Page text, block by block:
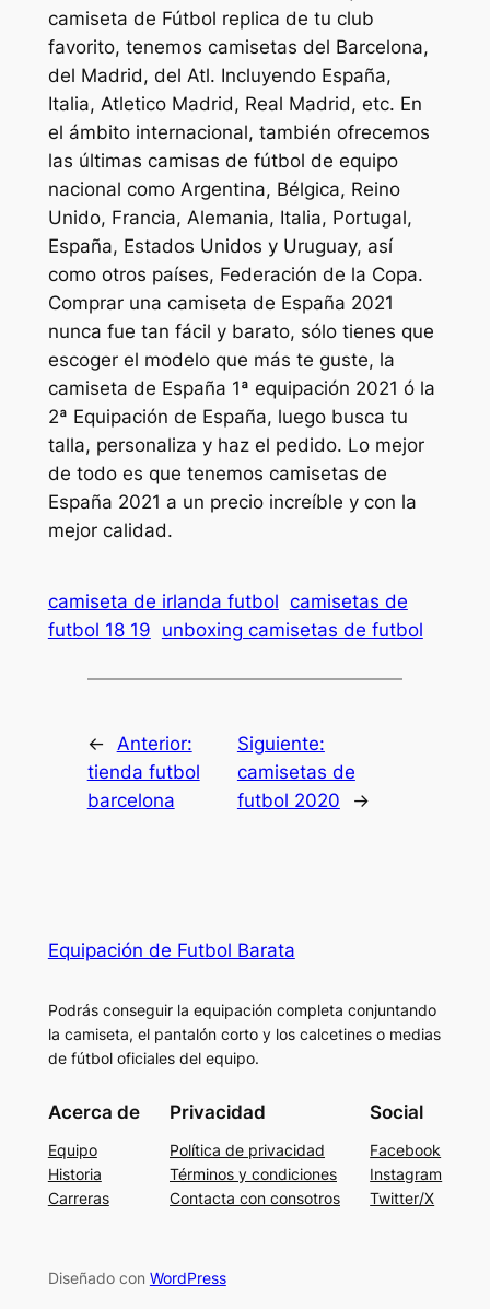
camiseta de Fútbol replica de tu club
favorito, tenemos camisetas del Barcelona,
del Madrid, del Atl. Incluyendo España,
Italia, Atletico Madrid, Real Madrid, etc. En
el ámbito internacional, también ofrecemos
las últimas camisas de fútbol de equipo
nacional como Argentina, Bélgica, Reino
Unido, Francia, Alemania, Italia, Portugal,
España, Estados Unidos y Uruguay, así
como otros países, Federación de la Copa.
Comprar una camiseta de España 2021
nunca fue tan fácil y barato, sólo tienes que
escoger el modelo que más te guste, la
camiseta de España 1ª equipación 2021 ó la
2ª Equipación de España, luego busca tu
talla, personaliza y haz el pedido. Lo mejor
de todo es que tenemos camisetas de
España 2021 a un precio increíble y con la
mejor calidad.
camiseta de irlanda futbol camisetas de
futbol 18 19 unboxing camisetas de futbol
← Anterior:
tienda futbol
barcelona
Siguiente:
camisetas de
futbol 2020
→
Equipación de Futbol Barata
Podrás conseguir la equipación completa conjuntando
la camiseta, el pantalón corto y los calcetines o medias
de fútbol oficiales del equipo.
Acerca de
Equipo
Historia
Carreras
Privacidad
Política de privacidad
Términos y condiciones
Contacta con consotros
Social
Facebook
Instagram
Twitter/X
Diseñado con WordPress